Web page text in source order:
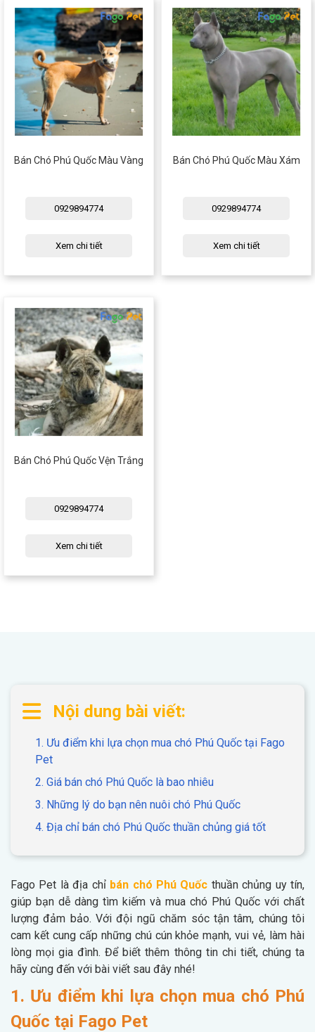
Bán Chó Phú Quốc Màu Vàng
0929894774
Xem chi tiết
Bán Chó Phú Quốc Màu Xám
0929894774
Xem chi tiết
Bán Chó Phú Quốc Vện Trắng
0929894774
Xem chi tiết
Nội dung bài viết:
1. Ưu điểm khi lựa chọn mua chó Phú Quốc tại Fago
Pet
2. Giá bán chó Phú Quốc là bao nhiêu
3. Những lý do bạn nên nuôi chó Phú Quốc
4. Địa chỉ bán chó Phú Quốc thuần chủng giá tốt
Fago Pet là địa chỉ bán chó Phú Quốc thuần chủng uy tín,
giúp bạn dễ dàng tìm kiếm và mua chó Phú Quốc với chất
lượng đảm bảo. Với đội ngũ chăm sóc tận tâm, chúng tôi
cam kết cung cấp những chú cún khỏe mạnh, vui vẻ, làm hài
lòng mọi gia đình. Để biết thêm thông tin chi tiết, chúng ta
hãy cùng đến với bài viết sau đây nhé!
1. Ưu điểm khi lựa chọn mua chó Phú
Quốc tại Fago Pet